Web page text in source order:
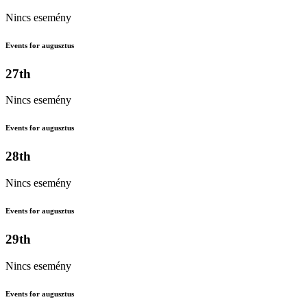
Nincs esemény
Events for augusztus
27th
Nincs esemény
Events for augusztus
28th
Nincs esemény
Events for augusztus
29th
Nincs esemény
Events for augusztus